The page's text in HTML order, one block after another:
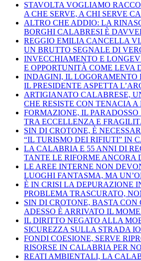
STAVOLTA VOGLIAMO
A CHE SERVE, A CHI SERVE
ALTRO CHE ADDIO: LA
BORGHI CALABRESI È
REGGIO EMILIA CANCELLA
UN BRUTTO SEGNALE DI
INVECCHIAMENTO E
E OPPORTUNITÀ COME LEVA
INDAGINI, IL LOGORAMENTO
IL PRESIDENTE ASPETTA
ARTIGIANATO CALABRESE,
CHE RESISTE CON TENACIA A
FORMAZIONE, IL
TRA ECCELLENZA E
SIN DI CROTONE, È
“IL TURISMO DEI RIFIUTI” IN
LA CALABRIA E 55 ANNI DI
TANTE LE RIFORME ANCORA
LE AREE INTERNE NON
LUOGHI FANTASMA, MA
È IN CRISI LA DEPURAZIONE
PROBLEMA TRASCURATO,
SIN DI CROTONE, BASTA CON
ADESSO È ARRIVATO IL
IL DIRITTO NEGATO ALLA
SICUREZZA SULLA STRADA
FONDI COESIONE, SERVE
RISORSE IN CALABRIA PER
REATI AMBIENTALI, LA